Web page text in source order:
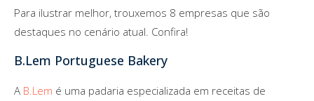
Para ilustrar melhor, trouxemos 8 empresas que são
destaques no cenário atual. Confira!
B.Lem Portuguese Bakery
A B.Lem é uma padaria especializada em receitas de